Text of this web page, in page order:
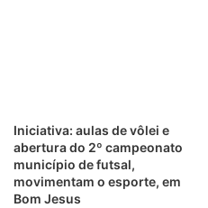
Iniciativa: aulas de vôlei e
abertura do 2º campeonato
município de futsal,
movimentam o esporte, em
Bom Jesus